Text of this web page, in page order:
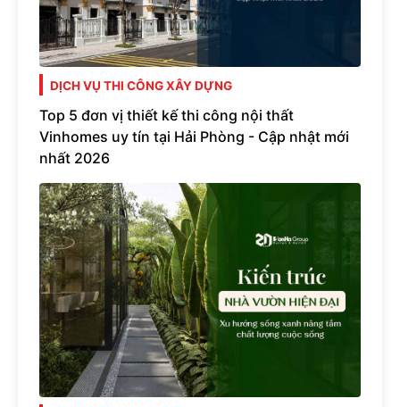
DỊCH VỤ THI CÔNG XÂY DỰNG
Top 5 đơn vị thiết kế thi công nội thất
Vinhomes uy tín tại Hải Phòng - Cập nhật mới
nhất 2026